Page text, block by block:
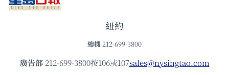
紐約
總機 212-699-3800
廣告部212-699-3800按106或107sales@nysingtao.com